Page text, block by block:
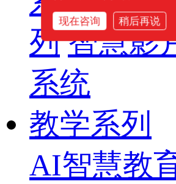
列 智慧影
系统
教学系列
AI智慧教
现在咨询 稍后再说